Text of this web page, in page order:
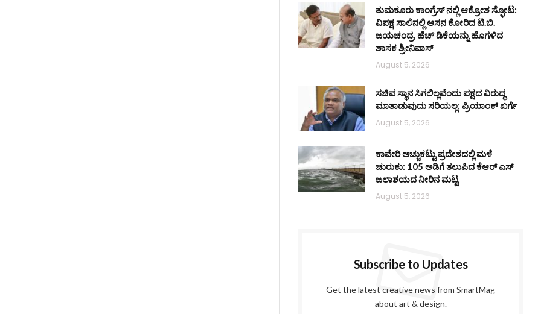
ತುಮಕೂರು ಕಾಂಗ್ರೆಸ್ ನಲ್ಲಿ ಆಕ್ರೋಶ ಸ್ಫೋಟ:
ವಿಪಕ್ಷ ಸಾಲಿನಲ್ಲಿ ಆಸನ ಕೋರಿದ ಟಿ.ಬಿ.
ಜಯಚಂದ್ರ, ಹೆಚ್ ಡಿಕೆಯನ್ನು ಹೊಗಳಿದ
ಶಾಸಕ ಶ್ರೀನಿವಾಸ್
August 5, 2026
ಸಚಿವ ಸ್ಥಾನ ಸಿಗಲಿಲ್ಲವೆಂದು ಪಕ್ಷದ ವಿರುದ್ಧ
ಮಾತಾಡುವುದು ಸರಿಯಲ್ಲ: ಪ್ರಿಯಾಂಕ್ ಖರ್ಗೆ
August 5, 2026
ಕಾವೇರಿ ಅಚ್ಚುಕಟ್ಟು ಪ್ರದೇಶದಲ್ಲಿ ಮಳೆ
ಚುರುಕು: 105 ಅಡಿಗೆ ತಲುಪಿದ ಕೆಆರ್ ಎಸ್
ಜಲಾಶಯದ ನೀರಿನ ಮಟ್ಟ
August 5, 2026
Subscribe to Updates
Get the latest creative news from SmartMag
about art & design.